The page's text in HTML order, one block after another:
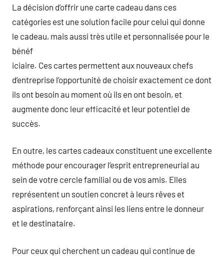
La décision d’offrir une carte cadeau dans ces
catégories est une solution facile pour celui qui donne
le cadeau, mais aussi très utile et personnalisée pour le
bénéf
iciaire. Ces cartes permettent aux nouveaux chefs
d’entreprise l’opportunité de choisir exactement ce dont
ils ont besoin au moment où ils en ont besoin, et
augmente donc leur efficacité et leur potentiel de
succès.
En outre, les cartes cadeaux constituent une excellente
méthode pour encourager l’esprit entrepreneurial au
sein de votre cercle familial ou de vos amis. Elles
représentent un soutien concret à leurs rêves et
aspirations, renforçant ainsi les liens entre le donneur
et le destinataire.
Pour ceux qui cherchent un cadeau qui continue de